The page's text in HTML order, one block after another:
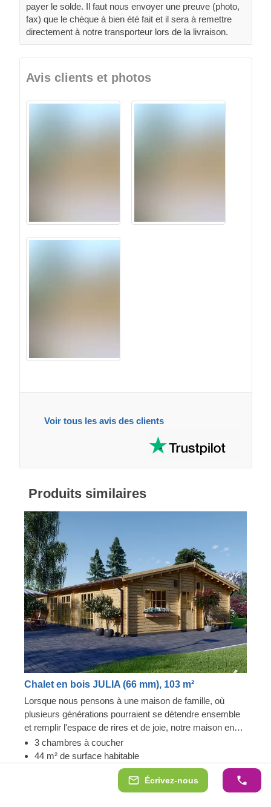
payer le solde. Il faut nous envoyer une preuve (photo,
fax) que le chèque à bien été fait et il sera à remettre
directement à notre transporteur lors de la livraison.
Avis clients et photos
Voir tous les avis des clients
Écrivez-nous
Produits similaires
Chalet en bois JULIA (66 mm), 103 m²
Lorsque nous pensons à une maison de famille, où
plusieurs générations pourraient se détendre ensemble
et remplir l'espace de rires et de joie, notre maison en
bois JULIA nous vient immédiatement à l'esprit. Si vous
aimez le style classique, cette maison vous permettra
de revenir à l'essentiel et d'obtenir le meilleur de ce que
nous pouvons offrir : une construction robuste et un
design particulièrement élégant, pour vous sentir
3 chambres à coucher
44 m² de surface habitable
Version isolée disponible